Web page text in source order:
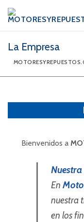
La Empresa
Bienvenidos a
En
nuestra
en los